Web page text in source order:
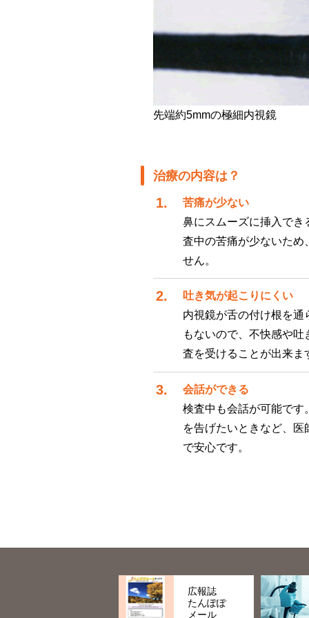
先端約5mmの極細内視鏡
治療の内容は？
苦痛が少ない
鼻にスムーズに挿入で
査中の苦痛が少ないため
せん。
吐き気が起こりにくい
内視鏡が舌の付け根を
もないので、不快感や
査を受けることが出来ま
会話ができる
検査中も会話が可能です
を告げたいときなど、
で安心です。
広報誌
たんぽぽ
メール